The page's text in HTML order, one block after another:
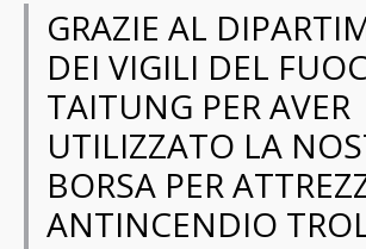
GRAZIE AL
DEI VIGILI DEL
TAITUNG PER AVER
UTILIZZATO LA
BORSA PER
ANTINCENDIO